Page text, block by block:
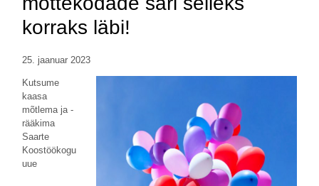
korraks läbi!
25. jaanuar 2023
Kutsume
kaasa
mõtlema ja -
rääkima
Saarte
Koostöökogu
uue